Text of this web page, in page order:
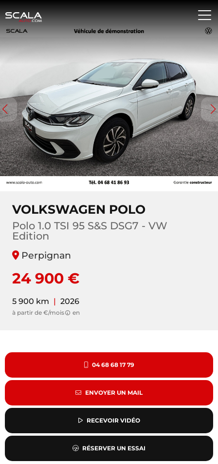
VOLKSWAGEN POLO
Polo 1.0 TSI 95 S&S DSG7 - VW
Edition
Perpignan
24 900 €
5 900 km | 2026
à partir de €/mois en
04 68 68 17 79
ENVOYER UN MAIL
RECEVOIR VIDÉO
RÉSERVER UN ESSAI